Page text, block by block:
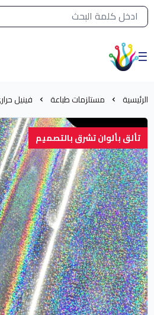
القائمة الرئيسية لمتجر الشرق النادر
الشرق النادر بيع مستلزمات
الرئيسية مستلزمات طباعة فينيل
تألق بألوان تشرق بالتصميم